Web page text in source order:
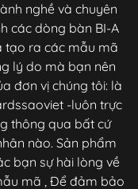
nghề và chuyên
các dòng bàn BI-A
tạo ra các mẫu mã
lý do mà bạn nên
đơn vị chúng tôi: là
-luôn trực
thông qua bất cứ
nào. Sản phẩm
bạn sự hài lòng về
mã , Để đảm bảo